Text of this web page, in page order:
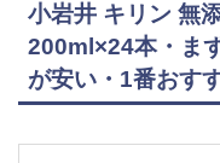
小岩井 キリン 無
200ml×24本・ま
が安い・1番おす